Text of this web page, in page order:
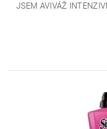
JSEM AVIVÁŽ